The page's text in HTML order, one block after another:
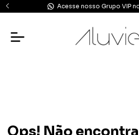
Acesse nosso Grupo VIP
Ops! Não